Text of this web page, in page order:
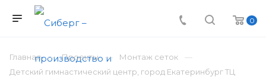
0
Главная Проекты
Монтаж сеток
Детский гимнастический центр, город Екатеринбург ТЦ